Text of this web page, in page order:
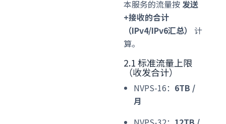
本服务的流量按发送
+接收的合计
（IPv4/IPv6汇总）
计
算。
2.1 标准流量上限
（收发合计）
NVPS-16： 6TB /
月